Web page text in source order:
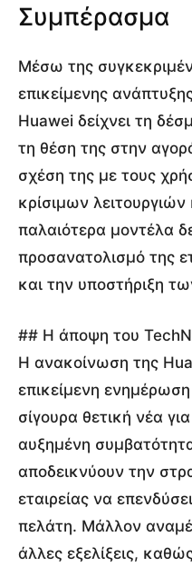
Συμπέρασμα
Μέσω της
επικείμενης
Huawei δείχνει τη
τη θέση της στην
σχέση της με τους
κρίσιμων
παλαιότερα μοντέλα
προσανατολισμό της
και την υποστήριξη
## Η άποψη του
Η ανακοίνωση της
επικείμενη
σίγουρα θετική νέα
αυξημένη
αποδεικνύουν την
εταιρείας να
πελάτη. Μάλλον
άλλες εξελίξεις,